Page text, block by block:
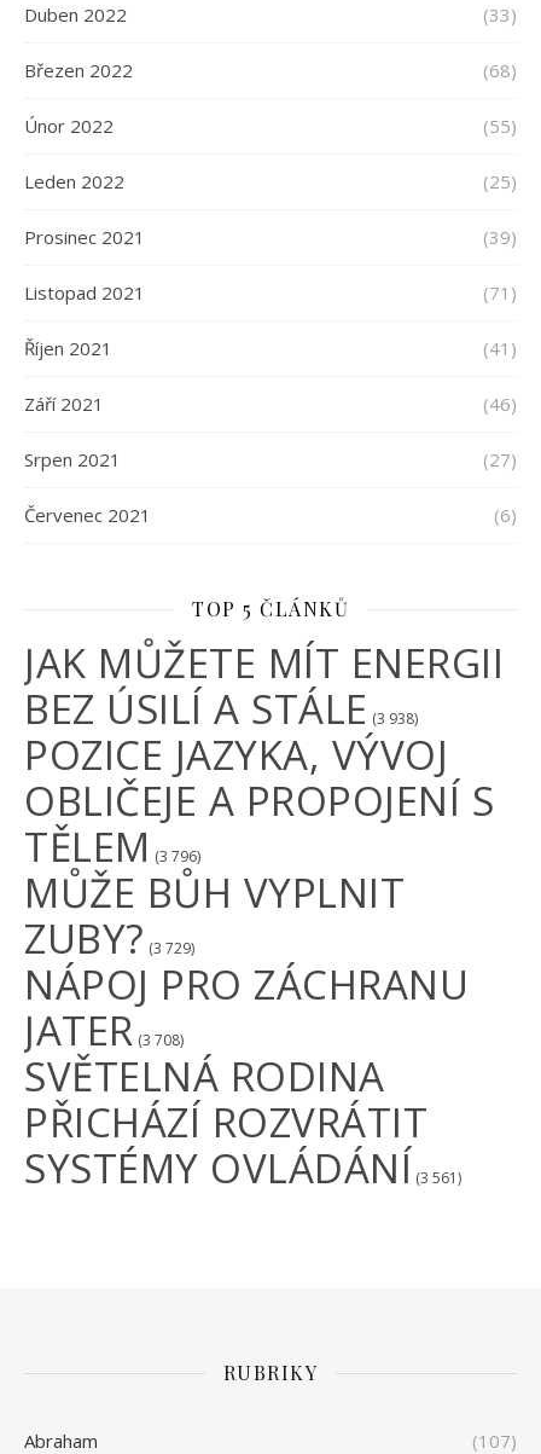
Duben 2022 (33)
Březen 2022 (68)
Únor 2022 (55)
Leden 2022 (25)
Prosinec 2021 (39)
Listopad 2021 (71)
Říjen 2021 (41)
Září 2021 (46)
Srpen 2021 (27)
Červenec 2021 (6)
TOP 5 ČLÁNKŮ
JAK MŮŽETE MÍT ENERGII
BEZ ÚSILÍ A STÁLE (3 938)
POZICE JAZYKA, VÝVOJ
OBLIČEJE A PROPOJENÍ S
TĚLEM (3 796)
MŮŽE BŮH VYPLNIT
ZUBY? (3 729)
NÁPOJ PRO ZÁCHRANU
JATER (3 708)
SVĚTELNÁ RODINA
PŘICHÁZÍ ROZVRÁTIT
SYSTÉMY OVLÁDÁNÍ (3 561)
RUBRIKY
Abraham (107)